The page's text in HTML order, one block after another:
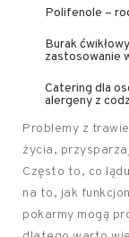
Polifenole –
Burak
zastosowanie
Catering dla
alergeny z
Problemy z
życia,
Często to, co
na to, jak
pokarmy mogą